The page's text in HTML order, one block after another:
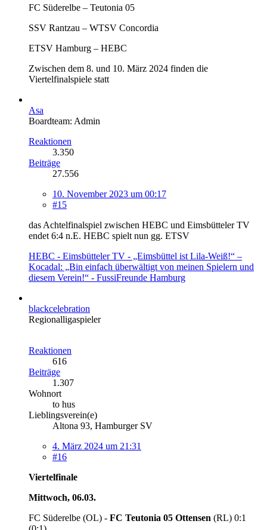
FC Süderelbe – Teutonia 05
SSV Rantzau – WTSV Concordia
ETSV Hamburg – HEBC
Zwischen dem 8. und 10. März 2024 finden die
Viertelfinalspiele statt
Asa
Boardteam: Admin
Reaktionen
3.350
Beiträge
27.556
10. November 2023 um 00:17
#15
das Achtelfinalspiel zwischen HEBC und Eimsbütteler TV
endet 6:4 n.E. HEBC spielt nun gg. ETSV
HEBC - Eimsbütteler TV - „Eimsbüttel ist Lila-Weiß!“ –
Kocadal: „Bin einfach überwältigt von meinen Spielern und
diesem Verein!“ - FussiFreunde Hamburg
blackcelebration
Regionalligaspieler
Reaktionen
616
Beiträge
1.307
Wohnort
to hus
Lieblingsverein(e)
Altona 93, Hamburger SV
4. März 2024 um 21:31
#16
Viertelfinale
Mittwoch, 06.03.
FC Süderelbe (OL) - FC Teutonia 05 Ottensen (RL) 0:1